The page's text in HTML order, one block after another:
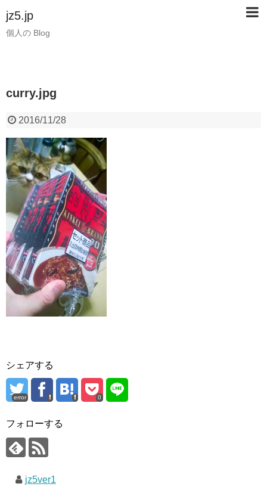
jz5.jp
個人の Blog
curry.jpg
2016/11/28
シェアする
error 0
フォローする
jz5ver1